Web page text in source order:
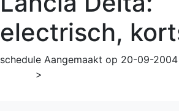
electrisch,
schedule Aangemaakt op 20-09-
>